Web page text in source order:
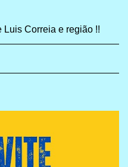
Correia e região !!